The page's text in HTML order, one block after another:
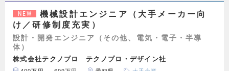
NEW
機械設計エンジニア（大手メーカー向
け／研修制度充実）
設計・開発エンジニア（その他、電気・電子・半導
体）
株式会社テクノプロ テクノプロ・デザイン社